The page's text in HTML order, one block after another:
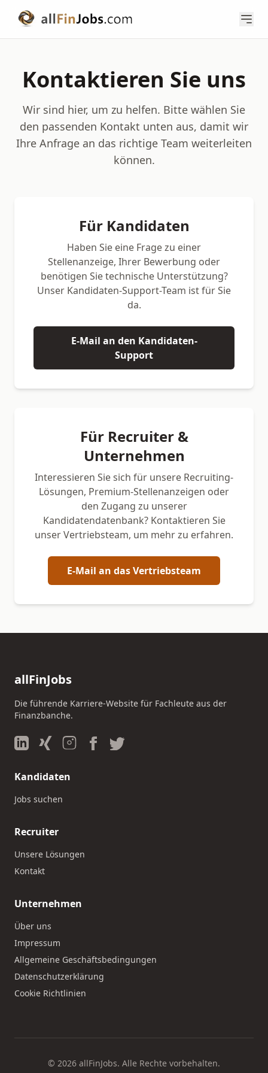
Kontaktieren Sie uns
Wir sind hier, um zu helfen. Bitte wählen Sie
den passenden Kontakt unten aus, damit wir
Ihre Anfrage an das richtige Team weiterleiten
können.
Für Kandidaten
Haben Sie eine Frage zu einer
Stellenanzeige, Ihrer Bewerbung oder
benötigen Sie technische Unterstützung?
Unser Kandidaten-Support-Team ist für Sie
da.
E-Mail an den Kandidaten-
Support
Für Recruiter &
Unternehmen
Interessieren Sie sich für unsere Recruiting-
Lösungen, Premium-Stellenanzeigen oder
den Zugang zu unserer
Kandidatendatenbank? Kontaktieren Sie
unser Vertriebsteam, um mehr zu erfahren.
E-Mail an das Vertriebsteam
allFinJobs
Die führende Karriere-Website für Fachleute aus der
Finanzbanche.
Kandidaten
Jobs suchen
Recruiter
Unsere Lösungen
Kontakt
Unternehmen
Über uns
Impressum
Allgemeine Geschäftsbedingungen
Datenschutzerklärung
Cookie Richtlinien
© 2026 allFinJobs. Alle Rechte vorbehalten.